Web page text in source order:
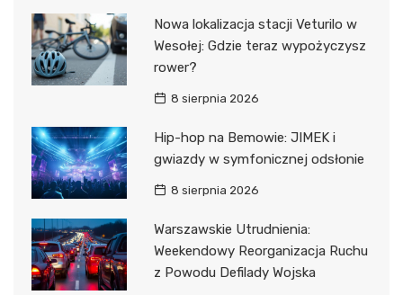
Nowa lokalizacja stacji Veturilo w
Wesołej: Gdzie teraz wypożyczysz
rower?
8 sierpnia 2026
Hip-hop na Bemowie: JIMEK i
gwiazdy w symfonicznej odsłonie
8 sierpnia 2026
Warszawskie Utrudnienia:
Weekendowy Reorganizacja Ruchu
z Powodu Defilady Wojska